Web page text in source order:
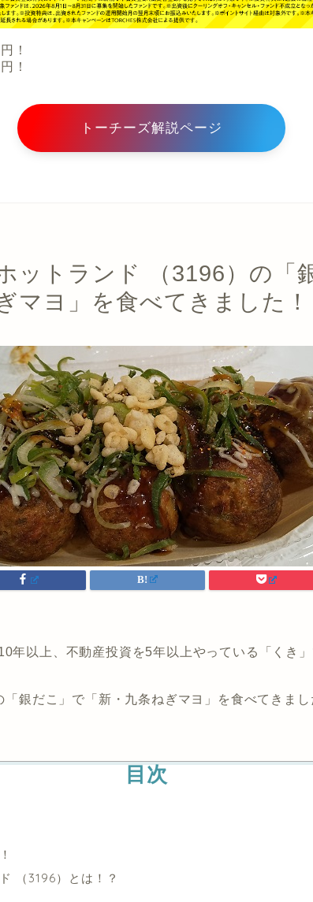
！
！
トーチーズ解説ページ
ットランド （3196）の「
マヨ」を食べてきました！
年以上、不動産投資を5年以上やっている「くき」
銀だこ」で「新・九条ねぎマヨ」を食べてきまし
目次
（3196）とは！？